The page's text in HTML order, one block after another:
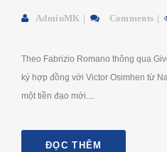
AdminMK Comments
Theo Fabrizio Romano thông qua
ký hợp đồng với Victor Osimhen từ
một tiền đạo mới....
ĐỌC THÊM